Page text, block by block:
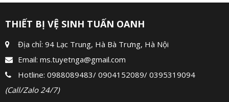
THIẾT BỊ VỆ SINH TUẤN OANH
Địa chỉ: 94 Lạc Trung, Hà Bà Trưng, Hà Nội
Email: ms.tuyetnga@gmail.com
Hotline: 0988089483/ 0904152089/ 0395319094
(Call/Zalo 24/7)